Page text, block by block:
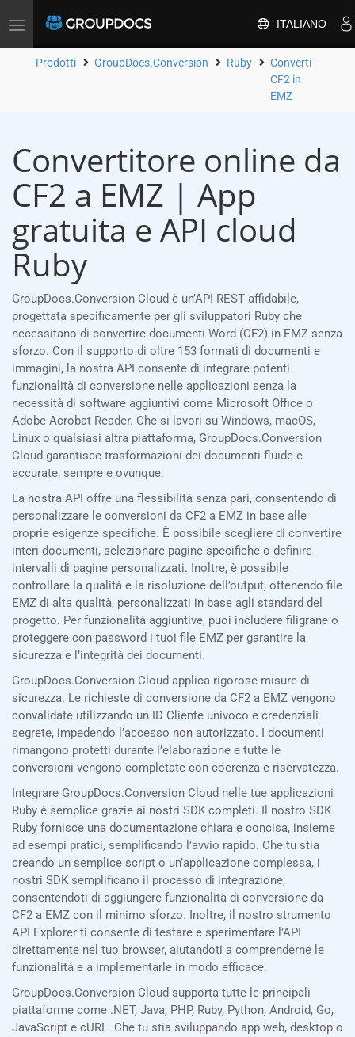
Attiva/disattiva
navigazione
ITALIANO
Prodotti GroupDocs.Conversion Ruby
Converti
CF2 in
EMZ
Convertitore online da
CF2 a EMZ | App
gratuita e API cloud
Ruby
GroupDocs.Conversion Cloud è un’API REST affidabile,
progettata specificamente per gli sviluppatori Ruby che
necessitano di convertire documenti Word (CF2) in EMZ senza
sforzo. Con il supporto di oltre 153 formati di documenti e
immagini, la nostra API consente di integrare potenti
funzionalità di conversione nelle applicazioni senza la
necessità di software aggiuntivi come Microsoft Office o
Adobe Acrobat Reader. Che si lavori su Windows, macOS,
Linux o qualsiasi altra piattaforma, GroupDocs.Conversion
Cloud garantisce trasformazioni dei documenti fluide e
accurate, sempre e ovunque.
La nostra API offre una flessibilità senza pari, consentendo di
personalizzare le conversioni da CF2 a EMZ in base alle
proprie esigenze specifiche. È possibile scegliere di convertire
interi documenti, selezionare pagine specifiche o definire
intervalli di pagine personalizzati. Inoltre, è possibile
controllare la qualità e la risoluzione dell’output, ottenendo file
EMZ di alta qualità, personalizzati in base agli standard del
progetto. Per funzionalità aggiuntive, puoi includere filigrane o
proteggere con password i tuoi file EMZ per garantire la
sicurezza e l’integrità dei documenti.
GroupDocs.Conversion Cloud applica rigorose misure di
sicurezza. Le richieste di conversione da CF2 a EMZ vengono
convalidate utilizzando un ID Cliente univoco e credenziali
segrete, impedendo l’accesso non autorizzato. I documenti
rimangono protetti durante l’elaborazione e tutte le
conversioni vengono completate con coerenza e riservatezza.
Integrare GroupDocs.Conversion Cloud nelle tue applicazioni
Ruby è semplice grazie ai nostri SDK completi. Il nostro SDK
Ruby fornisce una documentazione chiara e concisa, insieme
ad esempi pratici, semplificando l’avvio rapido. Che tu stia
creando un semplice script o un’applicazione complessa, i
nostri SDK semplificano il processo di integrazione,
consentendoti di aggiungere funzionalità di conversione da
CF2 a EMZ con il minimo sforzo. Inoltre, il nostro strumento
API Explorer ti consente di testare e sperimentare l’API
direttamente nel tuo browser, aiutandoti a comprenderne le
funzionalità e a implementarle in modo efficace.
GroupDocs.Conversion Cloud supporta tutte le principali
piattaforme come .NET, Java, PHP, Ruby, Python, Android, Go,
JavaScript e cURL. Che tu stia sviluppando app web, desktop o